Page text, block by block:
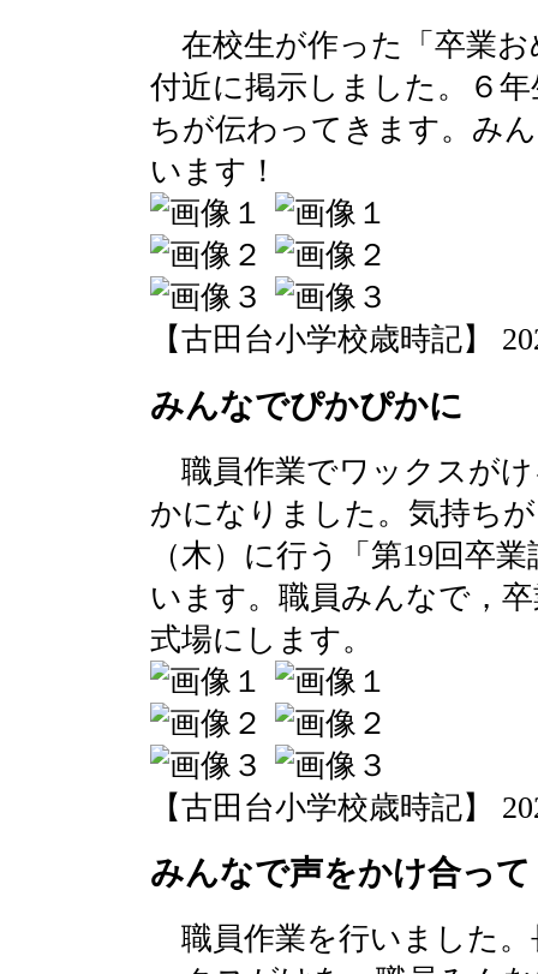
在校生が作った「卒業
付近に掲示しました。６
ちが伝わってきます。み
います！
【古田台小学校歳時記】
みんなでぴかぴかに
職員作業でワックスが
かになりました。気持ち
（木）に行う「第19回卒
います。職員みんなで，
式場にします。
【古田台小学校歳時記】
みんなで声をかけ合って
職員作業を行いました